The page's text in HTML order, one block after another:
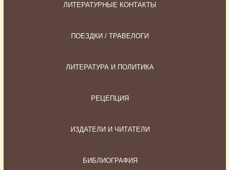
ЛИТЕРАТУРНЫЕ КОНТАКТЫ
ПОЕЗДКИ / ТРАВЕЛОГИ
ЛИТЕРАТУРА И ПОЛИТИКА
РЕЦЕПЦИЯ
ИЗДАТЕЛИ И ЧИТАТЕЛИ
БИБЛИОГРАФИЯ